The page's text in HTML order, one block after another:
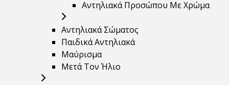
Αντηλιακά Προσώπου Με Χρώμα
Αντηλιακά Σώματος
Παιδικά Αντηλιακά
Μαύρισμα
Mετά Τον Ήλιο